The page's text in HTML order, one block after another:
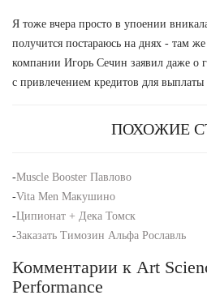
Я тоже вчера просто в упоении
получится постараюсь на днях - там
компании Игорь Сечин заявил даже о
с привлечением кредитов для
ПОХОЖИЕ
-Muscle Booster Павлово
-Vita Men Макушино
-Ципионат + Дека Томск
-Заказать Tимозин Альфа Рославль
Комментарии к Art
Performance